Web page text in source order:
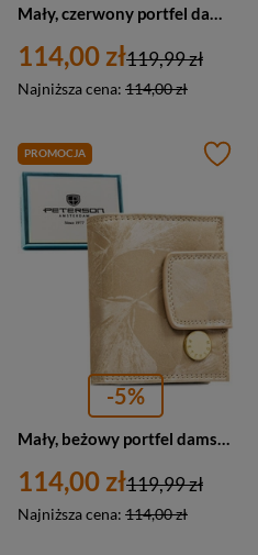
Mały, czerwony portfel damski zamykany na bigiel i zatrzask - Peterson
114,00 zł
Najniższa cena: 114,00 zł
119,99 zł
PROMOCJA
-5%
114,00 zł
Najniższa cena: 114,00 zł
119,99 zł